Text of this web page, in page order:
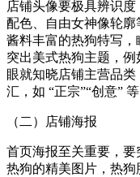
店铺头像要极具辨识
配色、自由女神像轮廓
酱料丰富的热狗特写，
突出美式热狗主题，
眼就知晓店铺主营品
汇，如 “正宗”“创意”
（二）店铺海报​
首页海报至关重要，
热狗的精美图片，热